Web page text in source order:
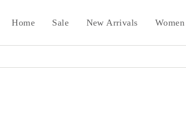
Home Sale New Arrivals Women